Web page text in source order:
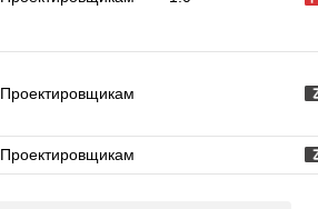
Проектировщикам
Проектировщикам